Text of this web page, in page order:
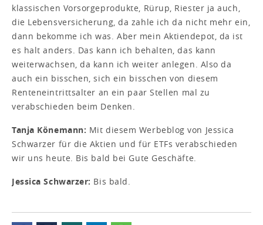
klassischen Vorsorgeprodukte, Rürup, Riester ja auch,
die Lebensversicherung, da zahle ich da nicht mehr ein,
dann bekomme ich was. Aber mein Aktiendepot, da ist
es halt anders. Das kann ich behalten, das kann
weiterwachsen, da kann ich weiter anlegen. Also da
auch ein bisschen, sich ein bisschen von diesem
Renteneintrittsalter an ein paar Stellen mal zu
verabschieden beim Denken.
Tanja Könemann: Mit diesem Werbeblog von Jessica
Schwarzer für die Aktien und für ETFs verabschieden
wir uns heute. Bis bald bei Gute Geschäfte.
Jessica Schwarzer: Bis bald.